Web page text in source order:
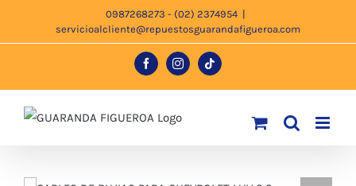
0987268273 - (02) 2374954 |
servicioalcliente@repuestosguarandafigueroa.com
FacebookInstagramTiktok